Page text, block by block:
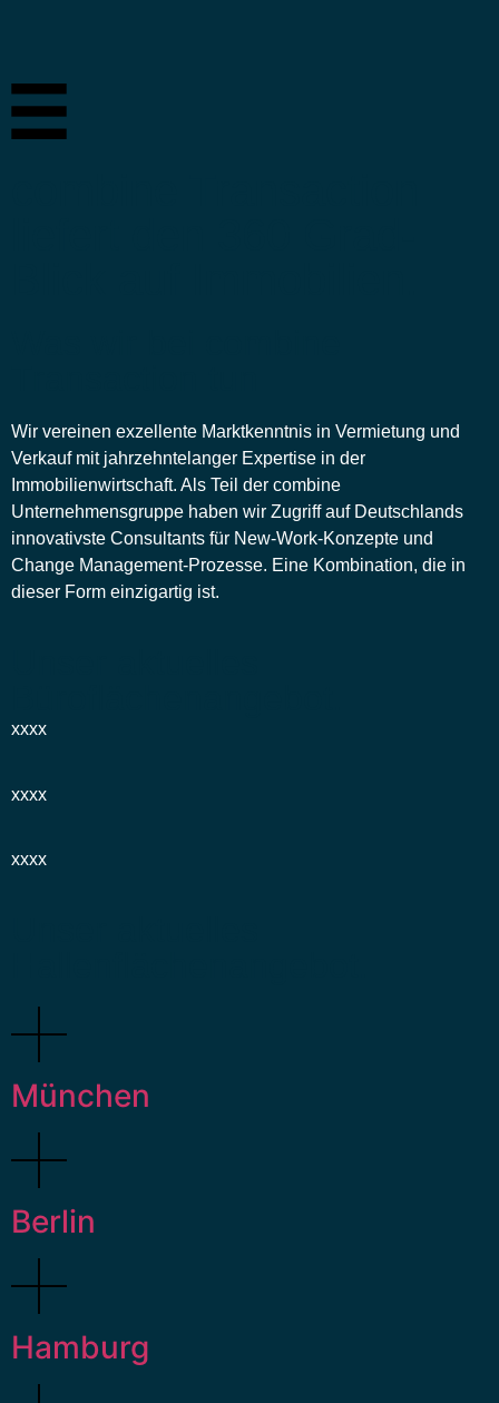
Wir vereinen exzellente Marktkenntnis in Vermietung und
Verkauf mit jahrzehntelanger Expertise in der
Immobilienwirtschaft. Als Teil der combine
Unternehmensgruppe haben wir Zugriff auf Deutschlands
innovativste Consultants für New-Work-Konzepte und
Change Management-Prozesse. Eine Kombination, die in
dieser Form einzigartig ist.
xxxx
xxxx
xxxx
München
Berlin
Hamburg